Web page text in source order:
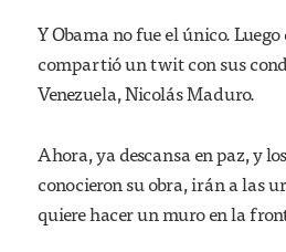
Y Obama no fue el único.
compartió un twit con sus
Venezuela, Nicolás Maduro.
Ahora, ya descansa en paz, y
conocieron su obra, irán a las
quiere hacer un muro en la